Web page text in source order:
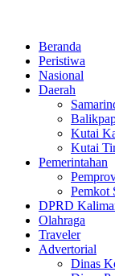
Beranda
Peristiwa
Nasional
Daerah
Kutai
Kutai
Pemerintahan
Pemkot
DPRD
Olahraga
Traveler
Advertorial
Dinas